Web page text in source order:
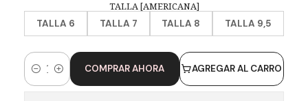
TALLA [AMERICANA]
TALLA 6 TALLA 7 TALLA 8 TALLA 9,5
Cantidad
AGREGAR AL CARRO
COMPRAR AHORA